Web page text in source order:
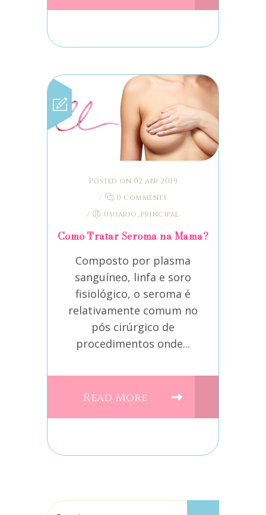
Posted on 02 abr 2019
/
0 Comments
/
usuario_principal
Como Tratar Seroma na Mama?
Composto por plasma
sanguíneo, linfa e soro
fisiológico, o seroma é
relativamente comum no
pós cirúrgico de
procedimentos onde...
Read More